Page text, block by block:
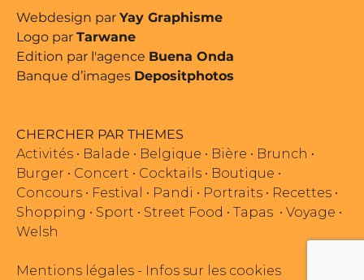
Webdesign par Yay Graphisme
Logo par Tarwane
Edition par l'agence Buena Onda
Banque d’images Depositphotos
CHERCHER PAR THEMES
Activités • Balade • Belgique • Bière • Brunch •
Burger • Concert • Cocktails • Boutique •
Concours • Festival • Pandi • Portraits • Recettes •
Shopping • Sport • Street Food • Tapas • Voyage •
Welsh
Mentions légales - Infos sur les cookies